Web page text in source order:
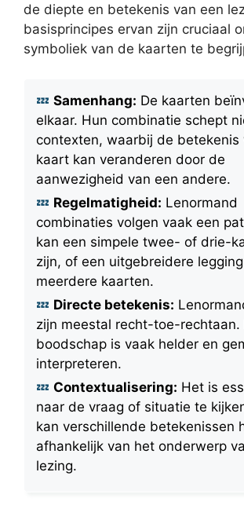
de diepte en betekenis van een
basisprincipes ervan zijn cruciaal
symboliek van de kaarten te
Samenhang: De kaarten
elkaar. Hun combinatie schept
contexten, waarbij de betekenis
kaart kan veranderen door de
aanwezigheid van een andere.
Regelmatigheid: Lenormand
combinaties volgen vaak een
kan een simpele twee- of drie-
zijn, of een uitgebreidere
meerdere kaarten.
Directe betekenis:
zijn meestal recht-toe-rechtaan.
boodschap is vaak helder en
interpreteren.
Contextualisering: Het is
naar de vraag of situatie te
kan verschillende betekenissen
afhankelijk van het onderwerp
lezing.